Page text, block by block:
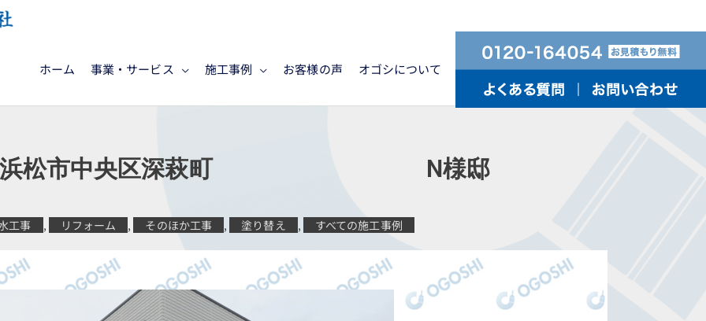
ホーム 事業・サービス 施工事例 お客様の声 オゴシについて
松市中央区深萩町 N様邸
工事 , リフォーム , そのほか工事 , 塗り替え , すべての施工事例